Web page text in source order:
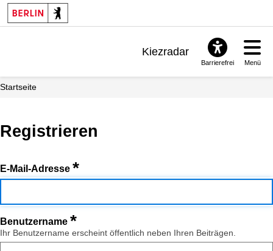
Kiezradar
Barrierefrei Menü
Startseite
Registrieren
E-Mail-Adresse *
Benutzername *
Ihr Benutzername erscheint öffentlich neben Ihren Beiträgen.